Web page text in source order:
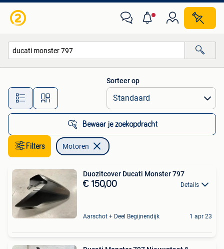
Alle afstanden…
Sorteer op
Bewaar je zoekopdracht
Filters Motoren
Duozitcover Ducati Monster 797
€ 150,00 Details
Aarschot + Deel Begijnendijk 1 apr 23